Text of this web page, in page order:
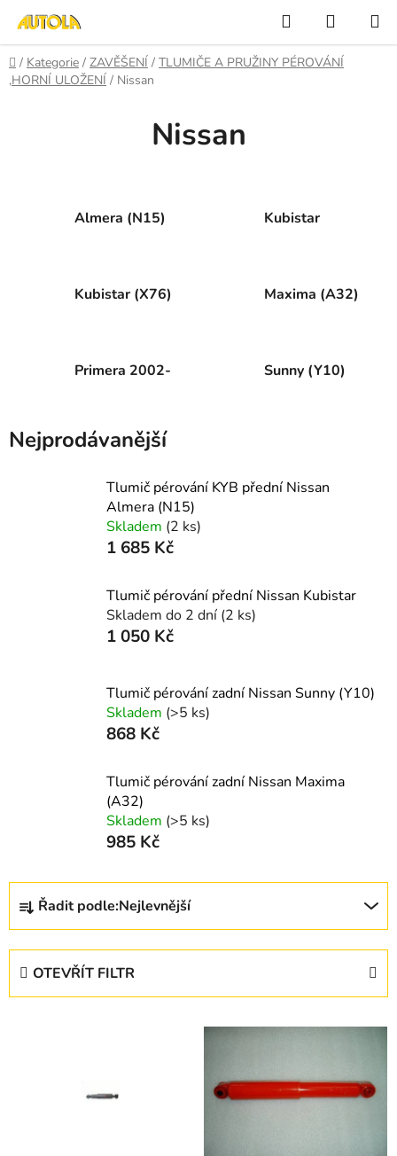
obsah
Hledat
KOŠÍK
Domů
/ Kategorie / ZAVĚŠENÍ / TLUMIČE A PRUŽINY PÉROVÁNÍ
,HORNÍ ULOŽENÍ / Nissan
Nissan
Almera (N15) Kubistar
Kubistar (X76) Maxima (A32)
Primera 2002- Sunny (Y10)
Nejprodávanější
Tlumič pérování KYB přední Nissan
Almera (N15)
Skladem (2 ks)
1 685 Kč
Tlumič pérování přední Nissan Kubistar
Skladem do 2 dní (2 ks)
1 050 Kč
Tlumič pérování zadní Nissan Sunny (Y10)
Skladem (>5 ks)
868 Kč
Tlumič pérování zadní Nissan Maxima
(A32)
Skladem (>5 ks)
985 Kč
Ř
z
Řadit podle:Nejlevnější
OTEVŘÍT FILTR